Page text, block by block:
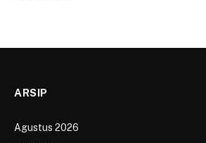
ARSIP
Agustus 2026